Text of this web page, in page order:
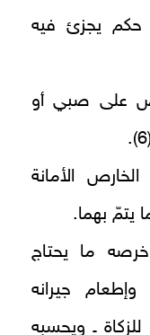
حكم يجزئ فيه
على صبي أو
الأمانة
يتمّ بهما.
ما يحتاج
جيرانه
ـ ويحسبه